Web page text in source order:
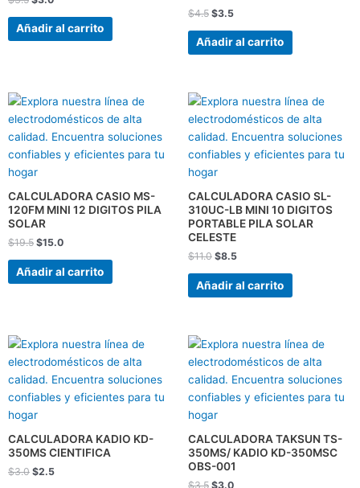
Añadir al carrito
$4.5 $3.5
Añadir al carrito
CALCULADORA CASIO MS-
120FM MINI 12 DIGITOS PILA
SOLAR
$19.5
El
original
era:
$19.5.
$15.0
El
actual
es:
$15.0.
Añadir al carrito
CALCULADORA CASIO SL-
310UC-LB MINI 10 DIGITOS
PORTABLE PILA SOLAR
CELESTE
$11.0
El
precio
original
era:
$11.0.
$8.5
El
actual
es:
$8.5.
Añadir al carrito
CALCULADORA KADIO KD-
350MS CIENTIFICA
$3.0
El
precio
original
era:
$3.0.
$2.5
El
actual
es:
$2.5.
CALCULADORA TAKSUN TS-
350MS/ KADIO KD-350MSC
OBS-001
$3.5
El
precio
original
era:
$3.5.
$3.0
El
actual
es:
$3.0.